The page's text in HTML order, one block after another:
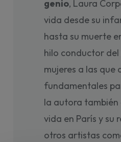
genio, Laura
vida desde su
hasta su muerte
hilo conductor
mujeres a las que
fundamentales
la autora también
vida en París y su
otros artistas